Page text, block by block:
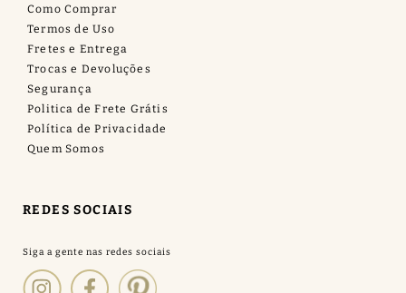
Como Comprar
Termos de Uso
Fretes e Entrega
Trocas e Devoluções
Segurança
Politica de Frete Grátis
Política de Privacidade
Quem Somos
REDES SOCIAIS